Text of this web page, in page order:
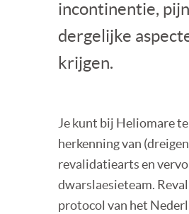
incontinentie,
dergelijke
krijgen.
Je kunt bij Heliomare
herkenning van
revalidatiearts en
dwarslaesieteam.
protocol van het